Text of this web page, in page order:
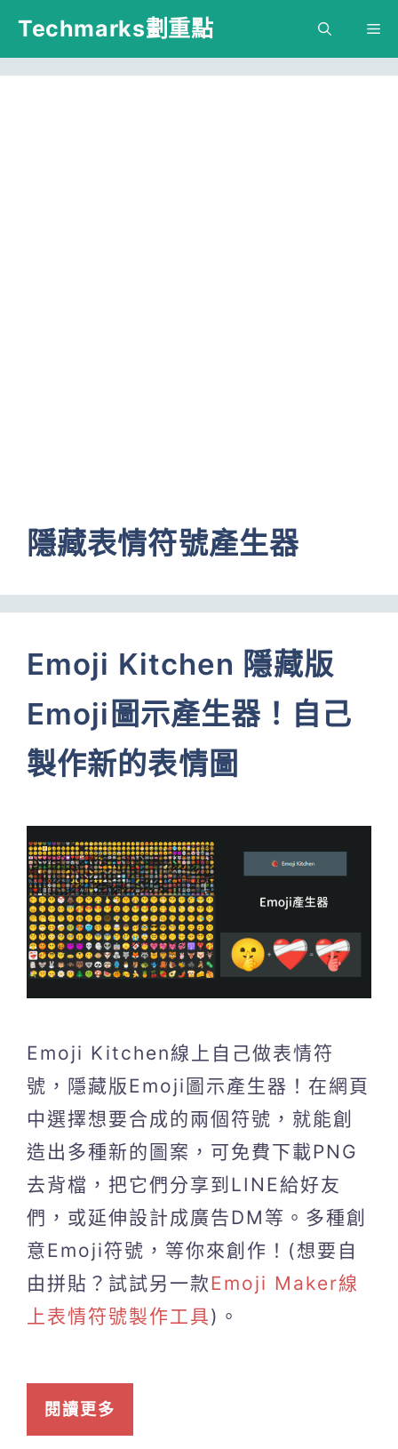
跳
主
Techmarks劃重點
隱藏表情符號產生器
Emoji Kitchen 隱藏版
Emoji圖示產生器！自己
製作新的表情圖
Emoji Kitchen線上自己做表情符
號，隱藏版Emoji圖示產生器！在網頁
中選擇想要合成的兩個符號，就能創
造出多種新的圖案，可免費下載PNG
去背檔，把它們分享到LINE給好友
們，或延伸設計成廣告DM等。多種創
意Emoji符號，等你來創作！(想要自
由拼貼？試試另一款Emoji Maker線
上表情符號製作工具)。
閱讀更多